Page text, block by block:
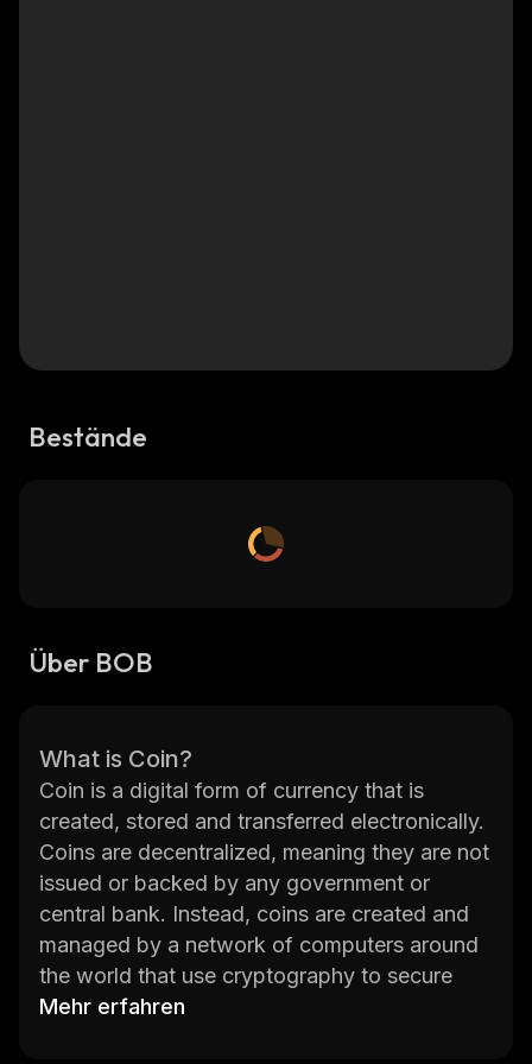
Bestände
Über BOB
What is Coin?
Coin is a digital form of currency that is
created, stored and transferred electronically.
Coins are decentralized, meaning they are not
issued or backed by any government or
central bank. Instead, coins are created and
managed by a network of computers around
the world that use cryptography to secure
and verify transactions. The most popular
Mehr erfahren